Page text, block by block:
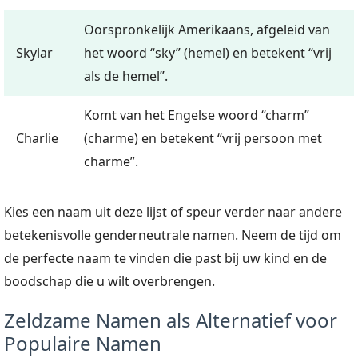
Skylar
Oorspronkelijk Amerikaans, afgeleid van
het woord “sky” (hemel) en betekent “vrij
als de hemel”.
Charlie
Komt van het Engelse woord “charm”
(charme) en betekent “vrij persoon met
charme”.
Kies een naam uit deze lijst of speur verder naar andere
betekenisvolle genderneutrale namen. Neem de tijd om
de perfecte naam te vinden die past bij uw kind en de
boodschap die u wilt overbrengen.
Zeldzame Namen als Alternatief voor
Populaire Namen